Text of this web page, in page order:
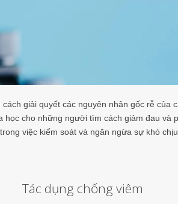
giải quyết các nguyên nhân gốc rễ của
cho những người tìm cách giảm đau và
việc kiểm soát và ngăn ngừa sự khó
Tác dụng chống viêm